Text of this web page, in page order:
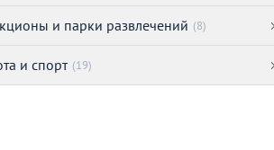
и парки развлечений (8)
и спорт (19)